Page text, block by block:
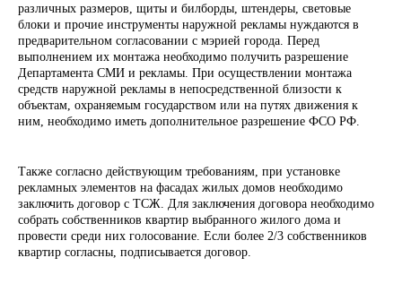
различных размеров, щиты и билборды, штендеры, световые
блоки и прочие инструменты наружной рекламы нуждаются в
предварительном согласовании с мэрией города. Перед
выполнением их монтажа необходимо получить разрешение
Департамента СМИ и рекламы. При осуществлении монтажа
средств наружной рекламы в непосредственной близости к
объектам, охраняемым государством или на путях движения к
ним, необходимо иметь дополнительное разрешение ФСО РФ.
Также согласно действующим требованиям, при установке
рекламных элементов на фасадах жилых домов необходимо
заключить договор с ТСЖ. Для заключения договора необходимо
собрать собственников квартир выбранного жилого дома и
провести среди них голосование. Если более 2/3 собственников
квартир согласны, подписывается договор.